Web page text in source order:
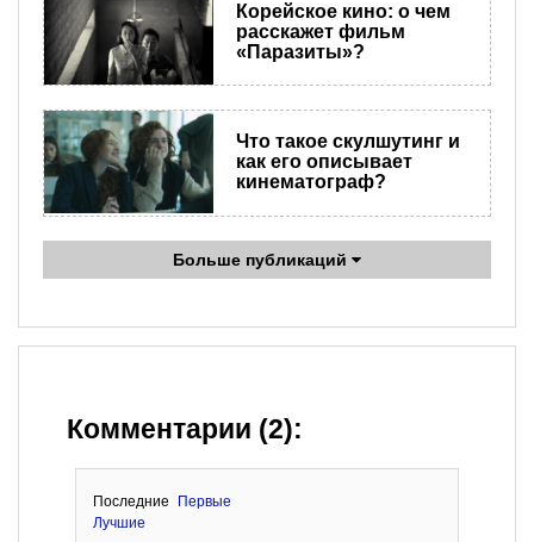
Корейское кино: о чем
расскажет фильм
«Паразиты»?
Что такое скулшутинг и
как его описывает
кинематограф?
Больше публикаций
Комментарии (2):
Последние
Первые
Лучшие